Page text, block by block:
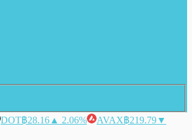
DOT฿28.16 ▲ 2.06% AVAX฿219.79▼